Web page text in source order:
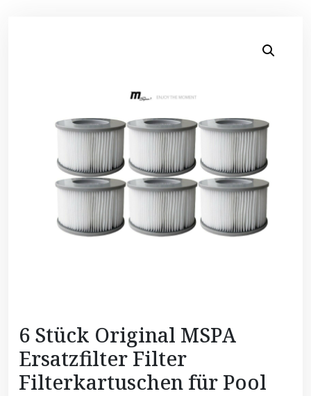
6 Stück Original MSPA
Ersatzfilter Filter
Filterkartuschen für Pool